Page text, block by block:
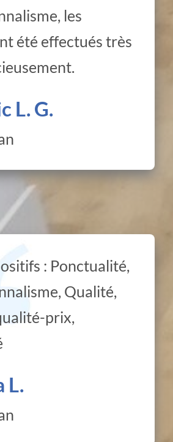
les
été effectués très
L. G.
: Ponctualité,
Qualité,
prix,
L.